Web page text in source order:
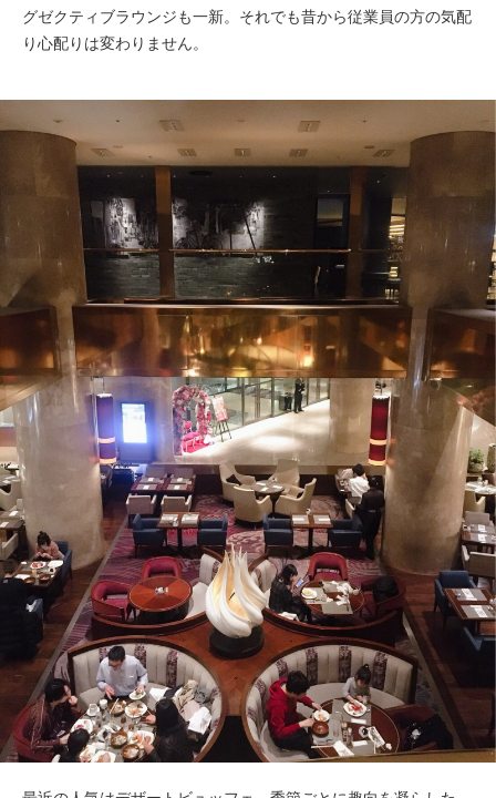
グゼクティブラウンジも一新。それでも昔から従業員の方の気配
り心配りは変わりません。